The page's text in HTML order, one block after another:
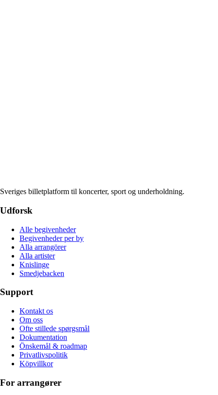
Sveriges billetplatform til koncerter, sport og underholdning.
Udforsk
Alle begivenheder
Begivenheder per by
Alla arrangörer
Alla artister
Knislinge
Smedjebacken
Support
Kontakt os
Om oss
Ofte stillede spørgsmål
Dokumentation
Önskemål & roadmap
Privatlivspolitik
Köpvillkor
For arrangører